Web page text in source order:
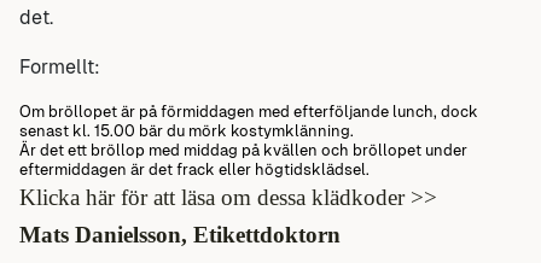
det.
Formellt:
Om bröllopet är på förmiddagen med efterföljande lunch, dock
senast kl. 15.00 bär du mörk kostymklänning.
Är det ett bröllop med middag på kvällen och bröllopet under
eftermiddagen är det frack eller högtidsklädsel.
Klicka här för att läsa om dessa klädkoder >>
Mats Danielsson, Etikettdoktorn